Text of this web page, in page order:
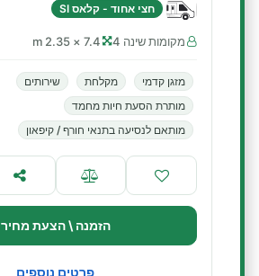
חצי אחוד - קלאס SI
מקומות שינה 4 7.4 × 2.35 m
מזגן קדמי מקלחת
שירותים
מותרת הסעת חיות מחמד
מותאם לנסיעה בתנאי חורף / קיפאון
הזמנה \ הצעת מחיר
פרטים נוספים